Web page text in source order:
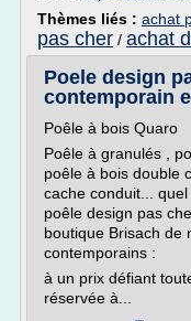
Thèmes liés : achat
pas cher / achat
Poele design
contemporain
Poêle à bois Quaro
Poêle à granulés ,
poêle à bois double
cache conduit...
poêle design pas
boutique Brisach de
contemporains :
à un prix défiant
réservée à...